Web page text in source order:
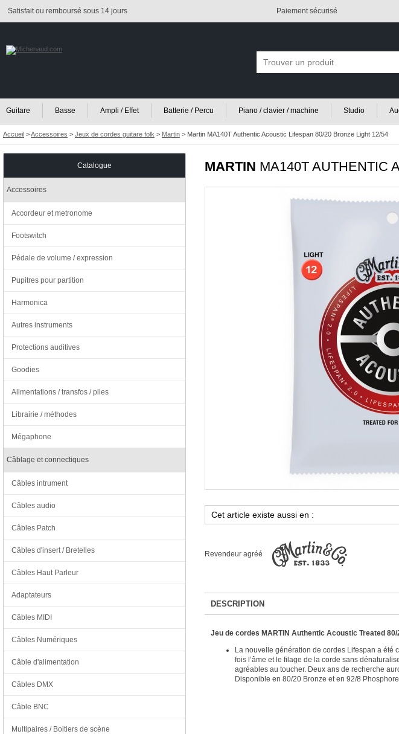
Satisfait ou remboursé sous 14 jours Paiement sécurisé
Guitare Basse Ampli / Effet Batterie / Percu Piano / clavier / machine Studio
Accueil >Accessoires > Jeux de cordes guitare folk > Martin > Martin MA140T Authentic Acoustic Lifespan 80/20 Bronze Light 12/54
MARTIN MA140T AUTHENTIC
Revendeur agréé
DESCRIPTION
Jeu de cordes MARTIN Authentic Acoustic Treated 80/
La nouvelle génération de cordes Lifespan a été
fois l’âme et le filage de la corde sans
agréables au toucher. Deux ans de recherche
Disponible en 80/20 Bronze et en 92/8
Catalogue
Accessoires
Accordeur et metronome
Footswitch
Pédale de volume / expression
Pupitres pour partition
Harmonica
Autres instruments
Protections auditives
Goodies
Alimentations / transfos / piles
Librairie / méthodes
Mégaphone
Câblage et connectiques
Câbles intrument
Câbles audio
Câbles Patch
Câbles d'insert / Bretelles
Câbles Haut Parleur
Adaptateurs
Câbles MIDI
Câbles Numériques
Câble d'alimentation
Câbles DMX
Câble BNC
Multipaires / Boitiers de scène